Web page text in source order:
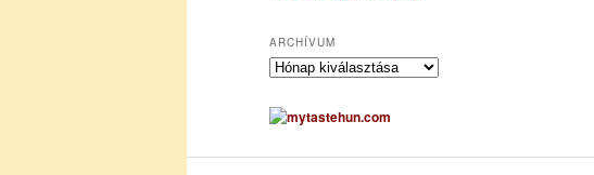
ARCHÍVUM
A
c
h